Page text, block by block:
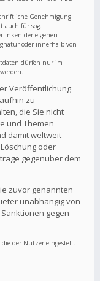
Genehmigung
auch für sog.
der eigenen
oder innerhalb von
dürfen nur im
Veröffentlichung
zu
die Sie nicht
und Themen
damit weltweit
oder
gegenüber dem
zuvor genannten
unabhängig von
gegen
die der Nutzer eingestellt